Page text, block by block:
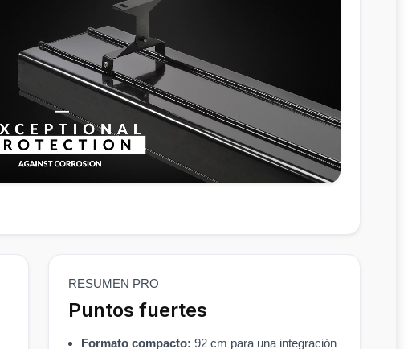
RESUMEN PRO
Puntos fuertes
Formato compacto: 92 cm para una integración